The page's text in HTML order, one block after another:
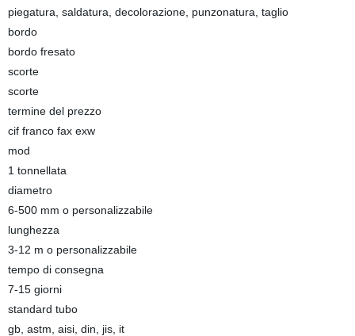
piegatura, saldatura, decolorazione, punzonatura, taglio
bordo
bordo fresato
scorte
scorte
termine del prezzo
cif franco fax exw
mod
1 tonnellata
diametro
6-500 mm o personalizzabile
lunghezza
3-12 m o personalizzabile
tempo di consegna
7-15 giorni
standard tubo
gb, astm, aisi, din, jis, it